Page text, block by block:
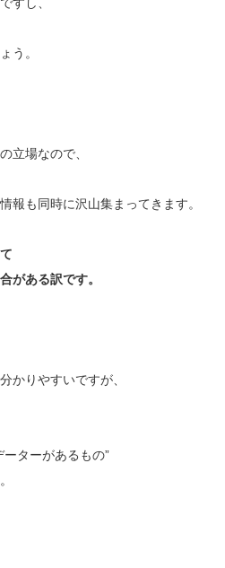
う。
立場なので、
報も同時に沢山集まってきます。
がある訳です。
かりやすいですが、
ターがあるもの”